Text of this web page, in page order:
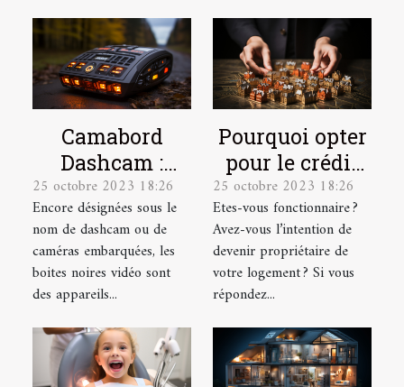
Camabord
Dashcam :
Qu’est-ce
qu’une boite
noire vidéo ?
25 octobre 2023 18:26
Encore désignées sous le
nom de dashcam ou de
caméras embarquées, les
boites noires vidéo sont
des appareils...
Pourquoi opter
pour le crédit
immobilier en
tant que
fonctionnaire ?
25 octobre 2023 18:26
Etes-vous fonctionnaire ?
Avez-vous l’intention de
devenir propriétaire de
votre logement ? Si vous
répondez...